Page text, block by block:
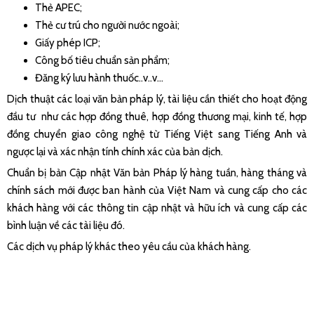
Thẻ APEC;
Thẻ cư trú cho người nước ngoài;
Giấy phép ICP;
Công bố tiêu chuẩn sản phẩm;
Đăng ký lưu hành thuốc..v..v…
Dịch thuật các loại văn bản pháp lý, tài liệu cần thiết cho hoạt động
đầu tư như các hợp đồng thuê, hợp đồng thương mại, kinh tế, hợp
đồng chuyển giao công nghệ từ Tiếng Việt sang Tiếng Anh và
ngược lại và xác nhận tính chính xác của bản dịch.
Chuẩn bị bản Cập nhật Văn bản Pháp lý hàng tuần, hàng tháng và
chính sách mới được ban hành của Việt Nam và cung cấp cho các
khách hàng với các thông tin cập nhật và hữu ích và cung cấp các
bình luận về các tài liệu đó.
Các dịch vụ pháp lý khác theo yêu cầu của khách hàng.